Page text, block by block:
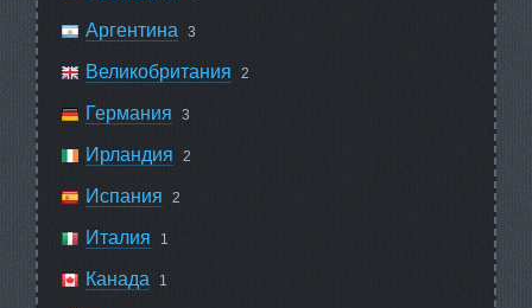
Аргентина 3
Великобритания 2
Германия 3
Ирландия 2
Испания 2
Италия 1
Канада 1